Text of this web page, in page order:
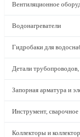
Вентиляционное
Водонагреватели
Гидробаки для
Детали
Запорная арматура и
Инструмент,
Коллекторы и